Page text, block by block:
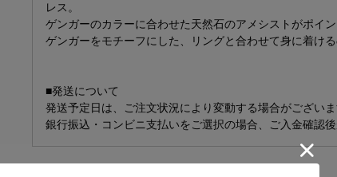
レス。
ゲンガーのカラーに合わせた天然石のアメシストがポイン
ゲンガーをモチーフにした、リングと合わせて身に着ける
■発送について
発送予定日は、ご注文状況により変動する場合がございま
銀行振込・コンビニ支払いをご選択の場合、ご入金確認